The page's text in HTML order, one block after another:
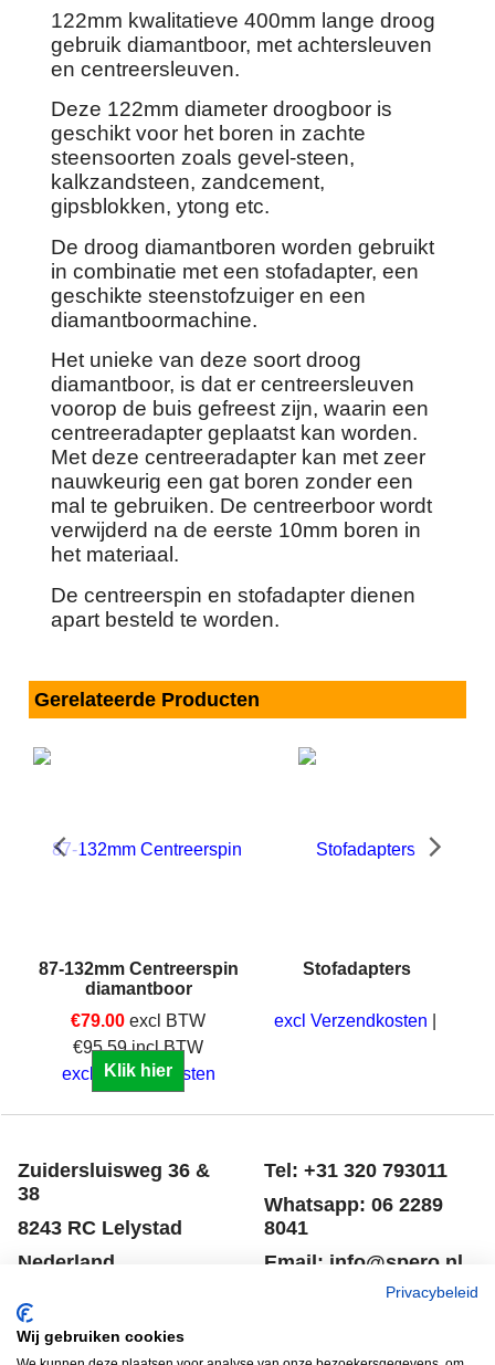
122mm kwalitatieve 400mm lange droog
gebruik diamantboor, met achtersleuven
en centreersleuven.
Deze 122mm diameter droogboor is
geschikt voor het boren in zachte
steensoorten zoals gevel-steen,
kalkzandsteen, zandcement,
gipsblokken, ytong etc.
De droog diamantboren worden gebruikt
in combinatie met een stofadapter, een
geschikte steenstofzuiger en een
diamantboormachine.
Het unieke van deze soort droog
diamantboor, is dat er centreersleuven
voorop de buis gefreest zijn, waarin een
centreeradapter geplaatst kan worden.
Met deze centreeradapter kan met zeer
nauwkeurig een gat boren zonder een
mal te gebruiken. De centreerboor wordt
verwijderd na de eerste 10mm boren in
het materiaal.
De centreerspin en stofadapter dienen
apart besteld te worden.
Gerelateerde Producten
87-132mm Centreerspin
diamantboor
€79.00 excl BTW
€95.59 incl BTW
excl Verzendkosten
Klik hier
Stofadapters
excl Verzendkosten
Zuidersluisweg 36 &
38
8243 RC Lelystad
Nederland
Informatie
Tel: +31 320 793011
Whatsapp: 06 2289
8041
Email: info@spero.nl
Winkelmandje
Contact
Privacybeleid
Wij gebruiken cookies